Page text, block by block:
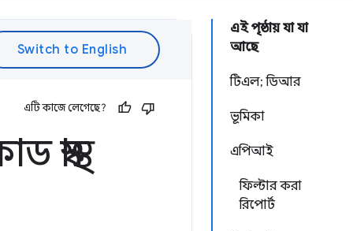
এই পৃষ্ঠায় যা যা
আছে
টিএল; ডিআর
ভূমিকা
এপিআই
ফিল্টার করা
রিপোর্ট
এটি কাজে লেগেছে?